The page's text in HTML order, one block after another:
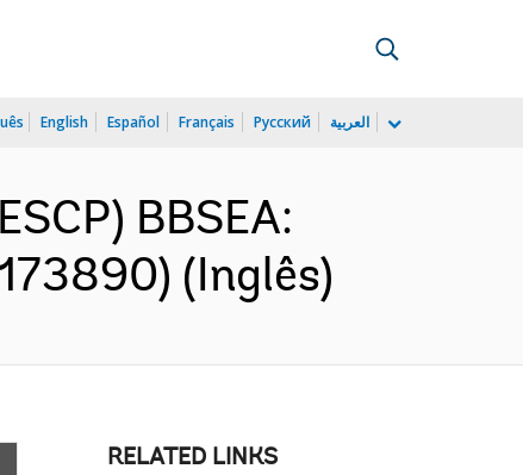
English Español Français Русский العربية
BBSEA:
(Inglês)
RELATED LINKS